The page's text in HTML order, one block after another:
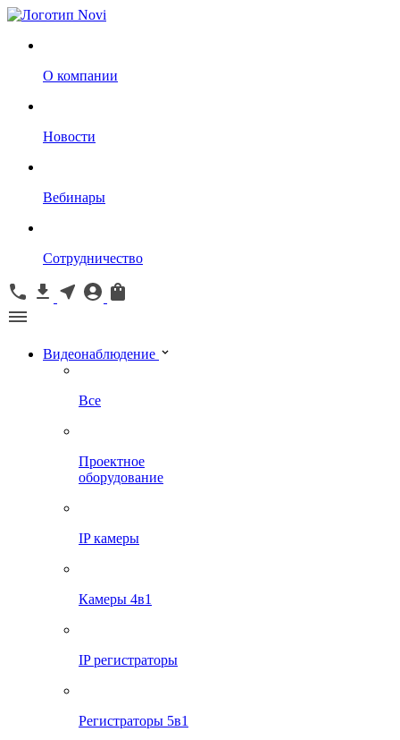
О компании
Новости
Вебинары
Сотрудничество
Видеонаблюдение
Все
Проектное
оборудование
IP камеры
Камеры 4в1
IP регистраторы
Регистраторы 5в1